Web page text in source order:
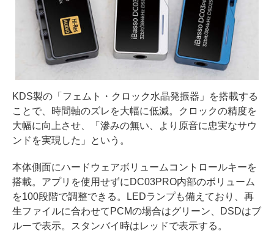
KDS製の「フェムト・クロック水晶発振器」を搭載する
ことで、時間軸のズレを大幅に低減。クロックの精度を
大幅に向上させ、「滲みの無い、より原音に忠実なサウ
ンドを実現した」という。
本体側面にハードウェアボリュームコントロールキーを
搭載。アプリを使用せずにDC03PRO内部のボリューム
を100段階で調整できる。LEDランプも備えており、再
生ファイルに合わせてPCMの場合はグリーン、DSDはブ
ルーで表示。スタンバイ時はレッドで表示する。